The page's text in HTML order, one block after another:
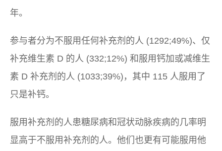
年。
参与者分为不服用任何补充剂的人 (1292;49%)、仅
补充维生素 D 的人 (332;12%) 和服用钙加或减维生
素 D 补充剂的人 (1033;39%)，其中 115 人服用了
只是补钙。
服用补充剂的人患糖尿病和冠状动脉疾病的几率明
显高于不服用补充剂的人。他们也更有可能服用他